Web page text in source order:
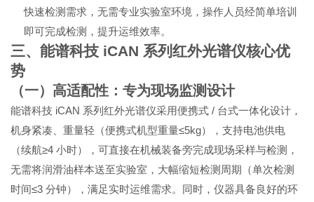
快速检测需求，无需专业实验室环境，操作人员经简单培训
即可完成检测，提升运维效率。
三、能谱科技 iCAN 系列红外光谱仪核心优
势
（一）高适配性：专为现场监测设计
能谱科技 iCAN 系列红外光谱仪采用便携式/ 台式一体化设计，
机身紧凑、重量轻（便携式机型重量≤5kg），支持电池供电
（续航≥4小时），可直接在机械装备旁完成现场采样与检测，
无需将润滑油样本送至实验室，大幅缩短检测周期（单次检测
时间≤3分钟），满足实时运维需求。同时，仪器具备良好的环